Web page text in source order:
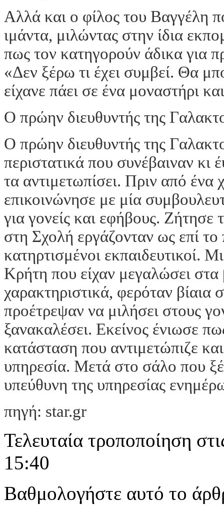
Αλλά και ο φίλος του Βαγγέλη
ιμάντα, μιλώντας στην ίδια
πως τον κατηγορούν άδικα για
«Δεν ξέρω τι έχει συμβεί. Θα
είχανε πάει σε ένα μοναστήρι
Ο πρώην διευθυντής της
Ο πρώην διευθυντής της
περιστατικά που συνέβαιναν κι
τα αντιμετωπίσει. Πριν από
επικοινώνησε με μία
για γονείς και εφήβους. Ζήτησε
στη Σχολή εργάζονταν ως επί το
κατηρτισμένοι εκπαιδευτικοί.
Κρήτη που είχαν μεγαλώσει
χαρακτηριστικά, φερόταν βίαια
προέτρεψαν να μιλήσει στους
ξανακαλέσει. Εκείνος ένιωσε
κατάσταση που αντιμετώπιζε
υπηρεσία. Μετά στο σάλο που
υπεύθυνη της υπηρεσίας
πηγή: star.gr
Τελευταία τροποποίηση
15:40
Βαθμολογήστε αυτό το